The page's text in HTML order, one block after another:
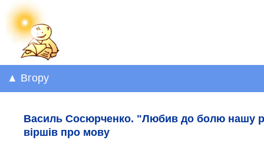
▲ Вгору
Василь Сосюрченко. "Любив до болю нашу
віршів про мову